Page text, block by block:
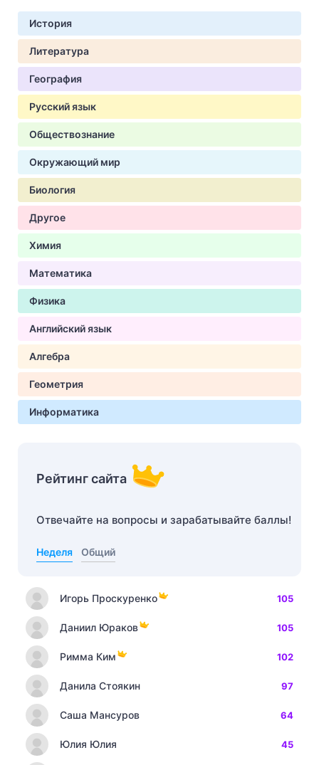
История
Литература
География
Русский язык
Обществознание
Окружающий мир
Биология
Другое
Химия
Математика
Физика
Английский язык
Алгебра
Геометрия
Информатика
Рейтинг сайта
Отвечайте на вопросы и зарабатывайте баллы!
Неделя Общий
Игорь Проскуренко 105
Даниил Юраков 105
Римма Ким 102
Данила Стоякин 97
Саша Мансуров 64
Юлия Юлия 45